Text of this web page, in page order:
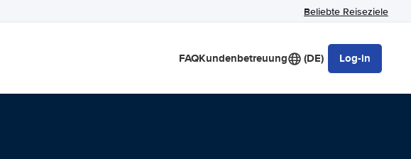
Beliebte Reiseziele
FAQKundenbetreuung (DE) Log-in